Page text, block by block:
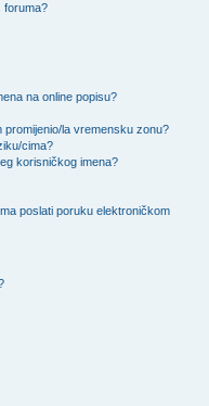
foruma?
na online popisu?
promijenio/la vremensku zonu?
cima?
korisničkog imena?
poslati poruku elektroničkom